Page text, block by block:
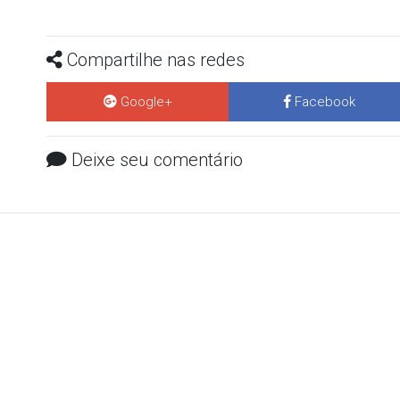
Compartilhe nas redes
Google+ Facebook
Deixe seu comentário